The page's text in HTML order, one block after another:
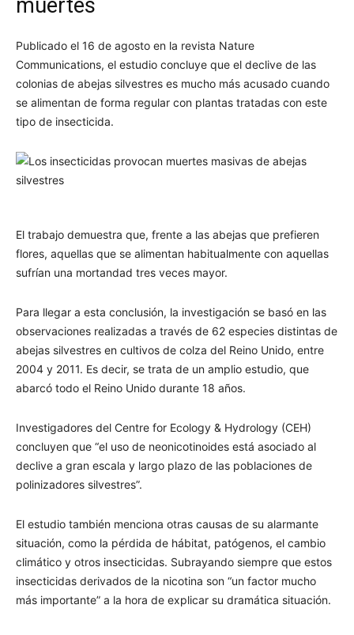
muertes
Publicado el 16 de agosto en la revista Nature
Communications, el estudio concluye que el declive de las
colonias de abejas silvestres es mucho más acusado cuando
se alimentan de forma regular con plantas tratadas con este
tipo de insecticida.
El trabajo demuestra que, frente a las abejas que prefieren
flores, aquellas que se alimentan habitualmente con aquellas
sufrían una mortandad tres veces mayor.
Para llegar a esta conclusión, la investigación se basó en las
observaciones realizadas a través de 62 especies distintas de
abejas silvestres en cultivos de colza del Reino Unido, entre
2004 y 2011. Es decir, se trata de un amplio estudio, que
abarcó todo el Reino Unido durante 18 años.
Investigadores del Centre for Ecology & Hydrology (CEH)
concluyen que “el uso de neonicotinoides está asociado al
declive a gran escala y largo plazo de las poblaciones de
polinizadores silvestres”.
El estudio también menciona otras causas de su alarmante
situación, como la pérdida de hábitat, patógenos, el cambio
climático y otros insecticidas. Subrayando siempre que estos
insecticidas derivados de la nicotina son “un factor mucho
más importante” a la hora de explicar su dramática situación.